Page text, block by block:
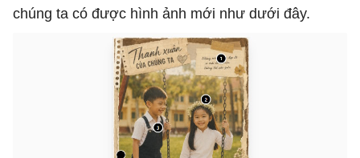
chúng ta có được hình ảnh mới như dưới đây.